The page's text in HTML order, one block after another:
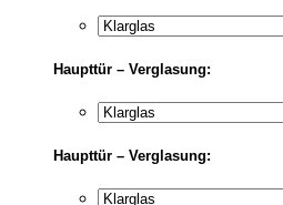
Haupttür – Verglasung:
Haupttür – Verglasung: